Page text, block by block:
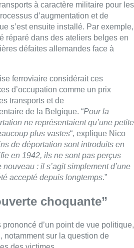
à caractère militaire pour les
d’augmentation et de
s’est ensuite installé. Par exemple,
réparé dans des ateliers belges en
défaites allemandes face à
ferroviaire considérait ces
d’occupation comme un prix
transports et de
de la Belgique. “Pour la
ne représentaient qu’une petite
plus vastes“, explique Nico
de déportation sont introduits en
en 1942, ils ne sont pas perçus
: il s’agit simplement d’une
accepté depuis longtemps.”
choquante”
prononcé d’un point de vue politique,
notamment sur la question de